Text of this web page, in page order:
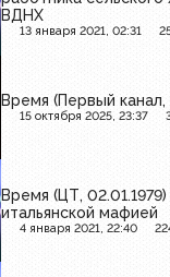
ВДНХ
13 января 2021, 02:31
Время (Первый канал,
15 октября 2025, 23:37
Время (ЦТ,
итальянской мафией
4 января 2021, 22:40